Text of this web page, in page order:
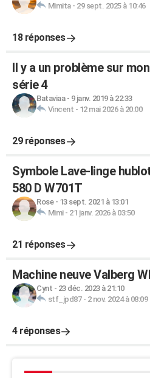
Mimita- 29 sept. 2025 à 10:46
18 réponses
Il y a un problème sur
série 4
Bataviaa- 9 janv. 2019 à 22:33
Vincent - 12 mai 2026 à 20:00
29 réponses
Symbole Lave-linge
580 D W701T
Rose- 13 sept. 2021 à 13:01
Mimi- 21 janv. 2026 à 03:50
21 réponses
Machine neuve Valberg
Cynt - 23 déc. 2023 à 21:10
stf_jpd87- 2 nov. 2024 à 08:09
4 réponses